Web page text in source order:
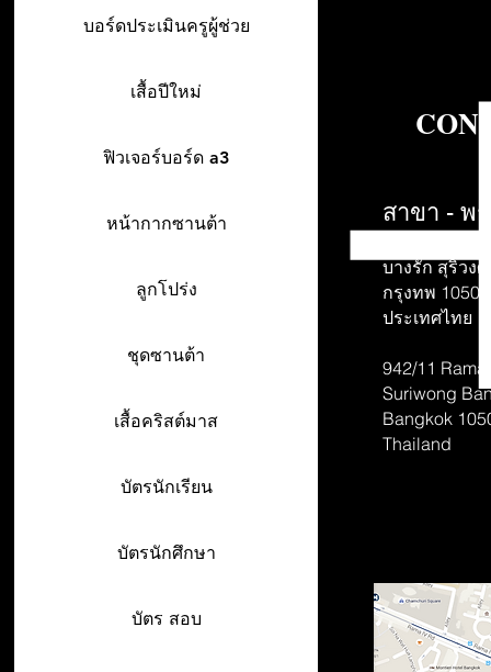
บอร์ดประเมินครูผู้ช่วย
เสื้อปีใหม่
ฟิวเจอร์บอร์ด a3
หน้ากากซานต้า
ลูกโปร่ง
ชุดซานต้า
เสื้อคริสต์มาส
บัตรนักเรียน
บัตรนักศึกษา
บัตร สอบ
สาขา - พ
บางรัก สุริวงศ์
กรุงทพ 10500
ประเทศไทย
942/11 Rama
Suriwong
Bangkok
Thailand